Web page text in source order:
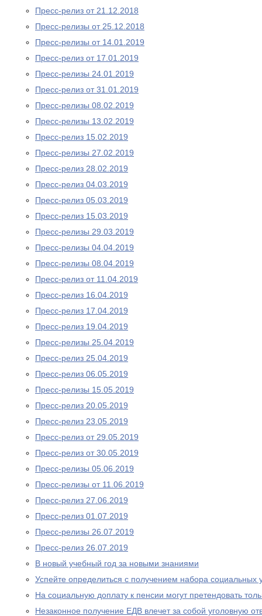
Пресс-релиз от 21.12.2018
Пресс-релизы от 25.12.2018
Пресс-релизы от 14.01.2019
Пресс-релиз от 17.01.2019
Пресс-релизы 24.01.2019
Пресс-релиз от 31.01.2019
Пресс-релизы 08.02.2019
Пресс-релизы 13.02.2019
Пресс-релиз 15.02.2019
Пресс-релизы 27.02.2019
Пресс-релиз 28.02.2019
Пресс-релиз 04.03.2019
Пресс-релиз 05.03.2019
Пресс-релиз 15.03.2019
Пресс-релизы 29.03.2019
Пресс-релизы 04.04.2019
Пресс-релизы 08.04.2019
Пресс-релиз от 11.04.2019
Пресс-релиз 16.04.2019
Пресс-релиз 17.04.2019
Пресс-релиз 19.04.2019
Пресс-релизы 25.04.2019
Пресс-релиз 25.04.2019
Пресс-релиз 06.05.2019
Пресс-релизы 15.05.2019
Пресс-релиз 20.05.2019
Пресс-релиз 23.05.2019
Пресс-релиз от 29.05.2019
Пресс-релиз от 30.05.2019
Пресс-релизы 05.06.2019
Пресс-релизы от 11.06.2019
Пресс-релиз 27.06.2019
Пресс-релиз 01.07.2019
Пресс-релизы 26.07.2019
Пресс-релиз 26.07.2019
В новый учебный год за новыми знаниями
Успейте определиться с получением набора социальных
На социальную доплату к пенсии могут претендовать
Незаконное получение ЕДВ влечет за собой уголовную